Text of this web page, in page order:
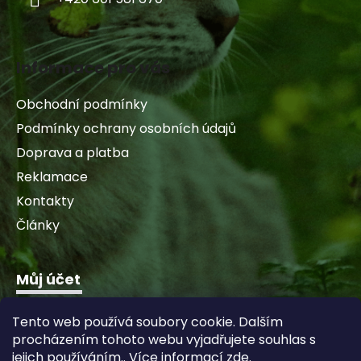
Tento web používá soubory cookie. Dalším
procházením tohoto webu vyjadřujete souhlas s
Informace pro vás
Obchodní podmínky
Podmínky ochrany osobních údajů
Doprava a platba
Reklamace
Kontakty
Články
Můj účet
Registrace
Historie objednávek